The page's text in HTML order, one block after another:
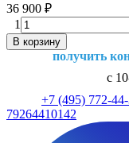
36 900 ₽
1
В корзину
получить
с
+7 (495) 772-
79264410142